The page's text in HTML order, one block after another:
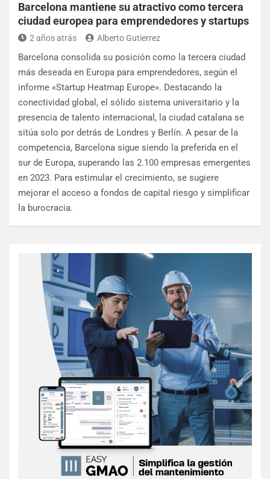
Barcelona mantiene su atractivo como tercera
ciudad europea para emprendedores y startups
2 años atrás Alberto Gutierrez
Barcelona consolida su posición como la tercera ciudad
más deseada en Europa para emprendedores, según el
informe «Startup Heatmap Europe». Destacando la
conectividad global, el sólido sistema universitario y la
presencia de talento internacional, la ciudad catalana se
sitúa solo por detrás de Londres y Berlín. A pesar de la
competencia, Barcelona sigue siendo la preferida en el
sur de Europa, superando las 2.100 empresas emergentes
en 2023. Para estimular el crecimiento, se sugiere
mejorar el acceso a fondos de capital riesgo y simplificar
la burocracia.